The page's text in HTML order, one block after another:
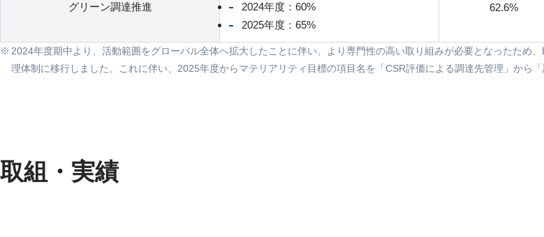
グリーン調達推進
2024年度：60%
2025年度：65%
62.6%
2024年度期中より、活動範囲をグローバル全体へ拡大したことに伴い、より専門性の高い取り組みが必要となったため
理体制に移行しました。これに伴い、2025年度からマテリアリティ目標の項目名を「CSR評価による調達先管理」から
取組・実績